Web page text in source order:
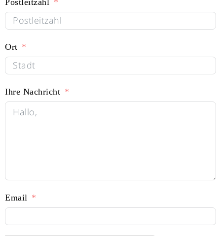
Ort
Ihre Nachricht
Email